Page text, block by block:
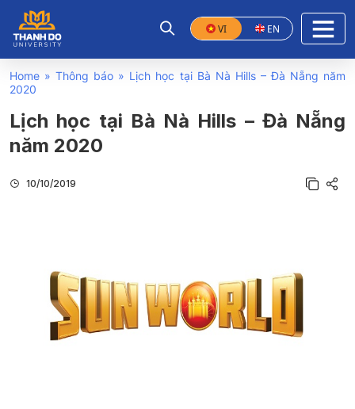
VI EN
Home »Thông báo » Lịch học tại Bà Nà Hills – Đà Nẵng năm
2020
Lịch học tại Bà Nà Hills – Đà Nẵng
năm 2020
10/10/2019